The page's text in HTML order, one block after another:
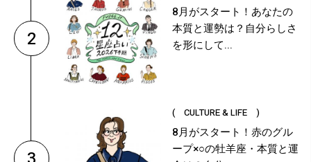
2
8月がスタート！あなたの
本質と運勢は？自分らしさ
を形にして...
( CULTURE & LIFE )
8月がスタート！赤のグル
ープ×○の牡羊座・本質と運